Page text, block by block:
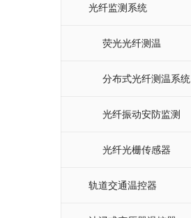
光纤监测系统
荧光光纤测温
分布式光纤测温系统
光纤振动安防监测
光纤光栅传感器
轨道交通温控器